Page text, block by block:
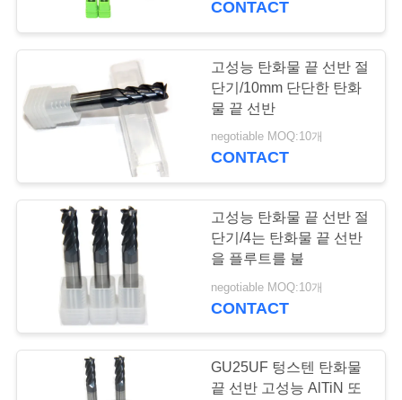
트
PRIVACY
등경 끝 선반
14
마이크로 끝 선반
18
CONTACT
고성능 탄화물 끝 선반 절
단기/10mm 단단한 탄화
물 끝 선반
negotiable MOQ:10개
CONTACT
고성능 탄화물 끝 선반 절
단기/4는 탄화물 끝 선반
을 플루트를 불
negotiable MOQ:10개
CONTACT
GU25UF 텅스텐 탄화물
끝 선반 고성능 AlTiN 또